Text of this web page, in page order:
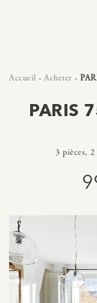
Accueil - Acheter -
PARIS
3 pièces,